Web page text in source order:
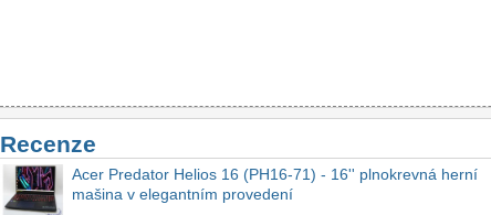
Recenze
Acer Predator Helios 16 (PH16-71) - 16'' plnokrevná herní
mašina v elegantním provedení